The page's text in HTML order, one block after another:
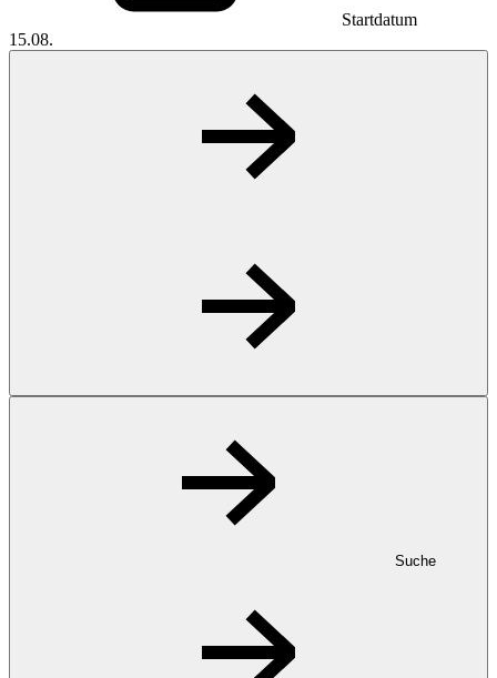
Startdatum
15.08.
Suche